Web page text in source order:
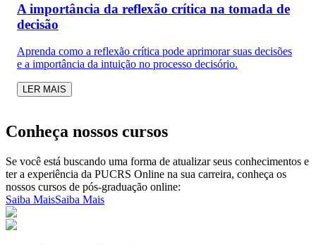
A importância da reflexão crítica na tomada de
decisão
Aprenda como a reflexão crítica pode aprimorar suas decisões
e a importância da intuição no processo decisório.
LER MAIS
Conheça nossos cursos
Se você está buscando uma forma de atualizar seus conhecimentos e
ter a experiência da PUCRS Online na sua carreira, conheça os
nossos cursos de pós-graduação online:
Saiba MaisSaiba Mais